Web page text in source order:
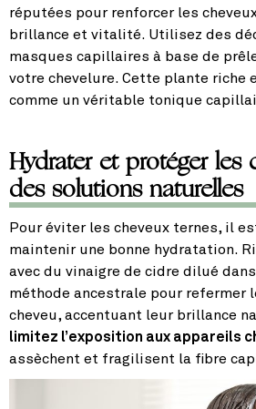
réputées pour renforcer les
brillance et vitalité. Utilisez des
masques capillaires à base de
votre chevelure. Cette plante riche
comme un véritable tonique
Hydrater et protéger les
des solutions naturelles
Pour éviter les cheveux ternes, il
maintenir une bonne hydratation.
avec du vinaigre de cidre dilué
méthode ancestrale pour refermer
cheveu, accentuant leur brillance
limitez l’exposition aux appareils
assèchent et fragilisent la fibre